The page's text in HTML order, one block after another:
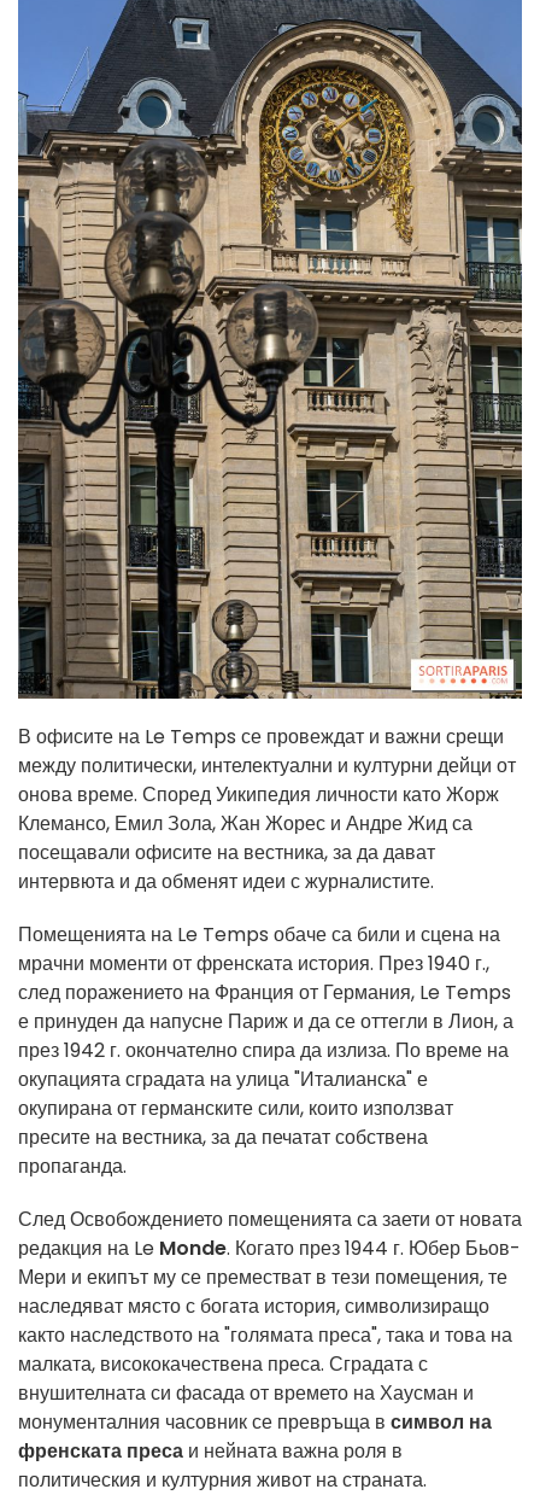
В офисите на Le Temps се провеждат и важни срещи
между политически, интелектуални и културни дейци от
онова време. Според Уикипедия личности като Жорж
Клемансо, Емил Зола, Жан Жорес и Андре Жид са
посещавали офисите на вестника, за да дават
интервюта и да обменят идеи с журналистите.
Помещенията на Le Temps обаче са били и сцена на
мрачни моменти от френската история. През 1940 г.,
след поражението на Франция от Германия, Le Temps
е принуден да напусне Париж и да се оттегли в Лион, а
през 1942 г. окончателно спира да излиза. По време на
окупацията сградата на улица "Италианска" е
окупирана от германските сили, които използват
пресите на вестника, за да печатат собствена
пропаганда.
След Освобождението помещенията са заети от новата
редакция на Le Monde. Когато през 1944 г. Юбер Бьов-
Мери и екипът му се преместват в тези помещения, те
наследяват място с богата история, символизиращо
както наследството на "голямата преса", така и това на
малката, висококачествена преса. Сградата с
внушителната си фасада от времето на Хаусман и
монументалния часовник се превръща в символ на
френската преса и нейната важна роля в
политическия и културния живот на страната.